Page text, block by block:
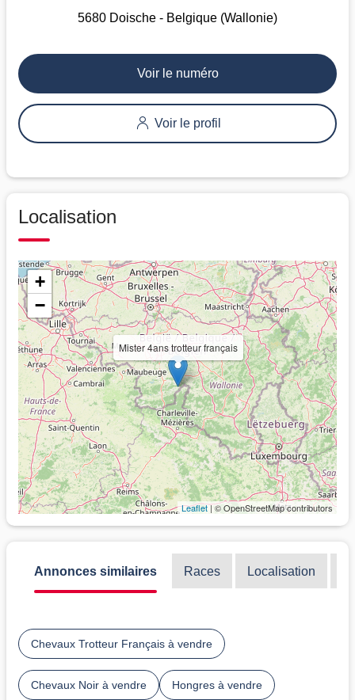
5680 Doische - Belgique (Wallonie)
Voir le numéro
Voir le profil
Localisation
Mister 4ans trotteur français
+
−
Leaflet| © OpenStreetMap contributors
Annonces similaires Races Localisation
Chevaux Trotteur Français à vendre
Chevaux Noir à vendre Hongres à vendre